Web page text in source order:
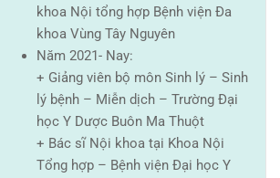
khoa Nội tổng hợp Bệnh viện Đa
khoa Vùng Tây Nguyên
Năm 2021- Nay:
+ Giảng viên bộ môn Sinh lý – Sinh
lý bệnh – Miễn dịch – Trường Đại
học Y Dược Buôn Ma Thuột
+ Bác sĩ Nội khoa tại Khoa Nội
Tổng hợp – Bệnh viện Đại học Y